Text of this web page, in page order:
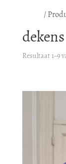
/
dekens
Resultaat 1–9